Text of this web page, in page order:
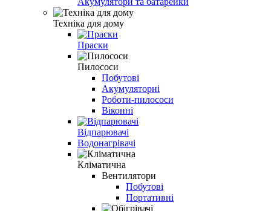
Техніка для дому
Праски
Пилососи
Побутові
Акумуляторні
Роботи-пилососи
Віконні
Відпарювачі
Водонагрівачі
Кліматична
Вентилятори
Побутові
Портативні